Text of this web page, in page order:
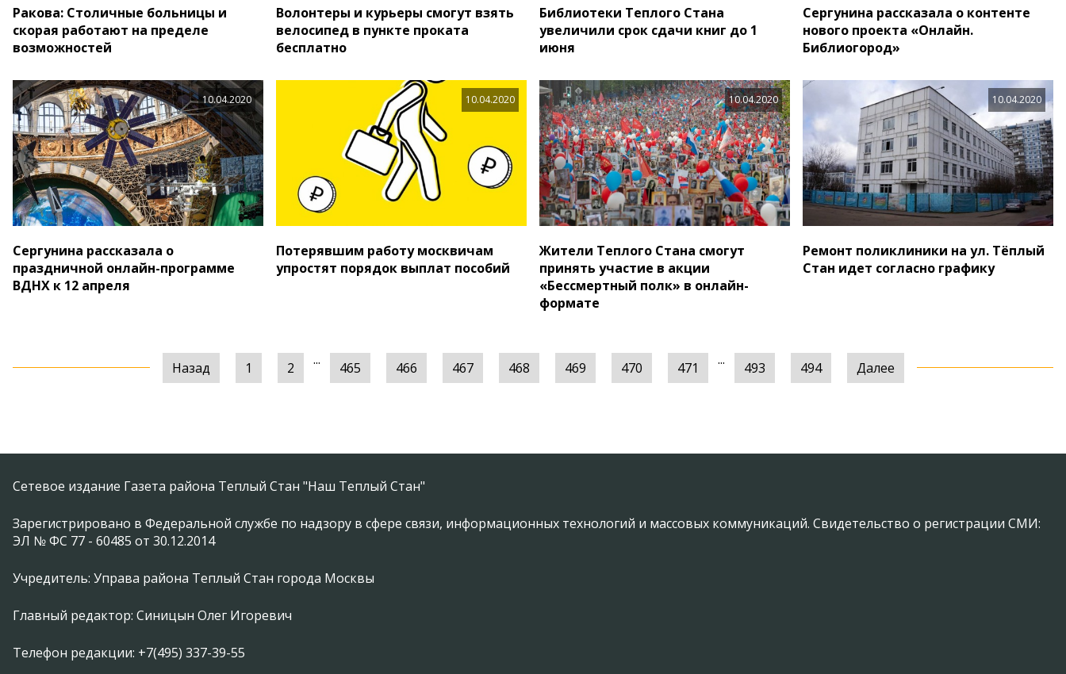
Ракова: Столичные больницы и
скорая работают на пределе
возможностей
Волонтеры и курьеры смогут взять
велосипед в пункте проката
бесплатно
Библиотеки Теплого Стана
увеличили срок сдачи книг до 1
июня
Сергунина рассказала о контенте
нового проекта «Онлайн.
Библиогород»
10.04.2020
Сергунина рассказала о
праздничной онлайн-программе
ВДНХ к 12 апреля
10.04.2020
Потерявшим работу москвичам
упростят порядок выплат пособий
10.04.2020
Жители Теплого Стана смогут
принять участие в акции
«Бессмертный полк» в онлайн-
формате
10.04.2020
Ремонт поликлиники на ул. Тёплый
Стан идет согласно графику
Назад 1 2 ... 465 466 467 468 469 470 471 ... 493 494 Далее
Сетевое издание Газета района Теплый Стан "Наш Теплый Стан"
Зарегистрировано в Федеральной службе по надзору в сфере связи, информационных технологий и массовых коммуникаций. Свидетельство о регистрации СМИ:
ЭЛ № ФС 77 - 60485 от 30.12.2014
Учредитель: Управа района Теплый Стан города Москвы
Главный редактор: Синицын Олег Игоревич
Телефон редакции: +7(495) 337-39-55